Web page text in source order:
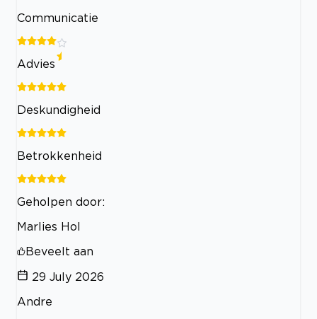
Communicatie
Advies
Deskundigheid
Betrokkenheid
Geholpen door:
Marlies Hol
Beveelt aan
29 July 2026
Andre